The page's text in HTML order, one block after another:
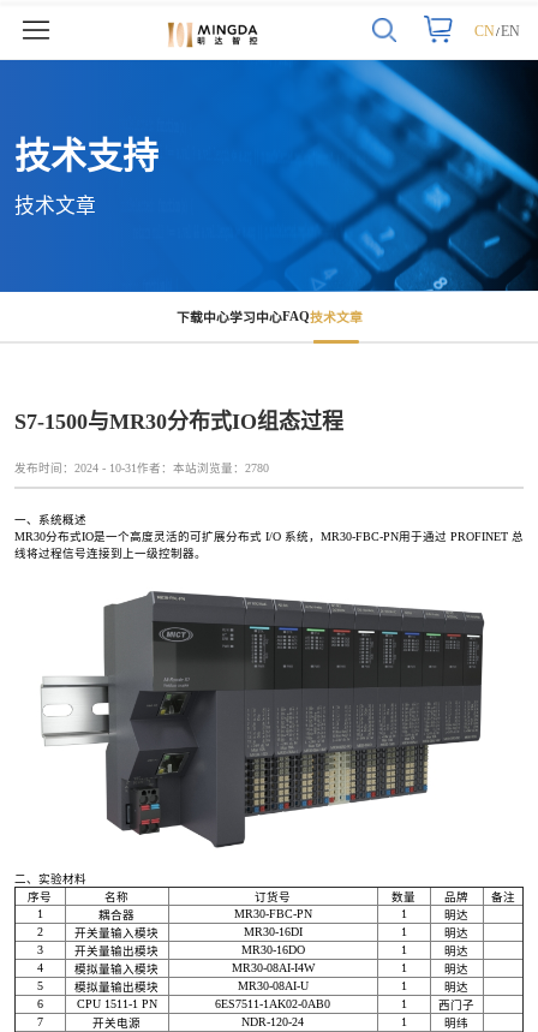
CN/EN
技术支持
技术文章
下载中心学习中心FAQ技术文章
技术文章 S7-1500与MR30分布式IO组态过程
S7-1500与MR30分布式IO组态过程
发布时间： 2024 - 10-31作者： 本站浏览量： 2780
一、系统概述
MR30分布式IO是一个高度灵活的可扩展分布式 I/O 系统，MR30-FBC-PN用于通过 PROFINET 总
线将过程信号连接到上一级控制器。
二、实验材料
序号
名称 订货号 数量 品牌
备注
1
耦合器 MR30-FBC-PN 1
明达
2
开关量输入模块 MR30-16DI 1
明达
3
开关量输出模块 MR30-16DO 1
明达
4
模拟量输入模块 MR30-08AI-I4W 1
明达
5
模拟量输出模块 MR30-08AI-U 1
明达
6
CPU 1511-1 PN 6ES7511-1AK02-0AB0 1
西门子
7
开关电源 NDR-120-24 1
明纬